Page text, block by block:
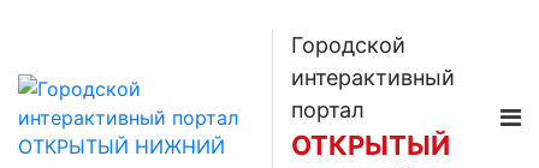
Городской
интерактивный
портал
ОТКРЫТЫЙ